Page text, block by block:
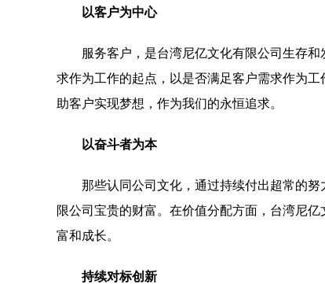
以客户为中心
服务客户，是台湾尼亿文化有限公司生存
求作为工作的起点，以是否满足客户需求作为
助客户实现梦想，作为我们的永恒追求。
以奋斗者为本
那些认同公司文化，通过持续付出超常的
限公司宝贵的财富。在价值分配方面，台湾尼
富和成长。
持续对标创新